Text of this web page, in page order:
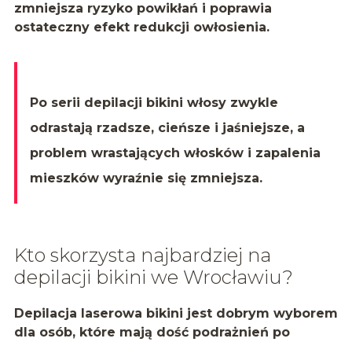
zmniejsza ryzyko powikłań i poprawia
ostateczny efekt redukcji owłosienia.
Po serii depilacji bikini włosy zwykle
odrastają rzadsze, cieńsze i jaśniejsze, a
problem wrastających włosków i zapalenia
mieszków wyraźnie się zmniejsza.
Kto skorzysta najbardziej na
depilacji bikini we Wrocławiu?
Depilacja laserowa bikini jest dobrym wyborem
dla osób, które mają dość podrażnień po